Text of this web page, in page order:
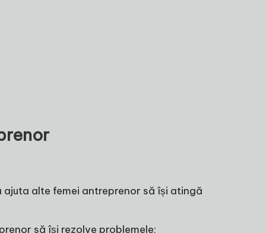
alte femei antreprenor să își atingă
să își rezolve problemele;